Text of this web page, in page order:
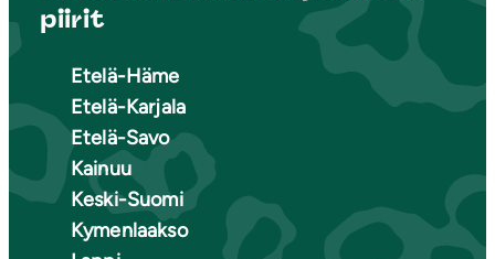
piirit
Etelä-Häme
Etelä-Karjala
Etelä-Savo
Kainuu
Keski-Suomi
Kymenlaakso